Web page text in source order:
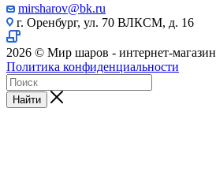
mirsharov@bk.ru
г. Оренбург, ул. 70 ВЛКСМ, д. 16
2026 © Мир шаров - интернет-магазин
Политика конфиденциальности
Найти